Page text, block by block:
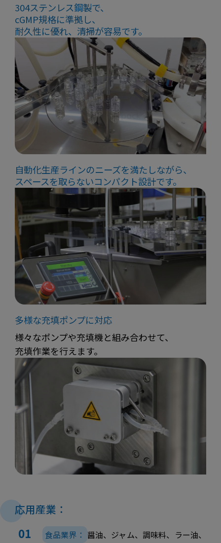
304ステンレス鋼製で、
cGMP規格に準拠し、
耐久性に優れ、清掃が容易です。
自動化生産ラインのニーズを満たしながら、
スペースを取らないコンパクト設計です。
多様な充填ポンプに対応
様々なポンプや充填機と組み合わせて、
充填作業を行えます。
応用産業：
食品業界： 醤油、ジャム、調味料、ラー油、